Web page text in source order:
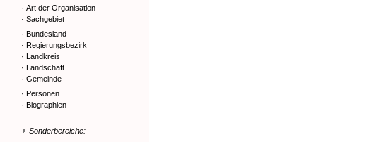
· Art der Organisation
· Sachgebiet
· Bundesland
· Regierungsbezirk
· Landkreis
· Landschaft
· Gemeinde
· Personen
· Biographien
Sonderbereiche: